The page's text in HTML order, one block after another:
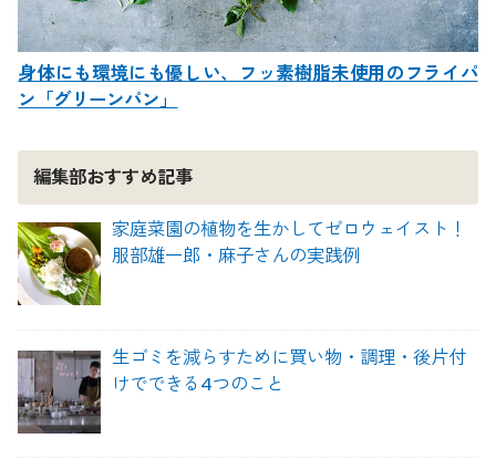
身体にも環境にも優しい、フッ素樹脂未使用のフライパ
ン「グリーンパン」
編集部おすすめ記事
家庭菜園の植物を生かしてゼロウェイスト！
服部雄一郎・麻子さんの実践例
生ゴミを減らすために買い物・調理・後片付
けでできる4つのこと